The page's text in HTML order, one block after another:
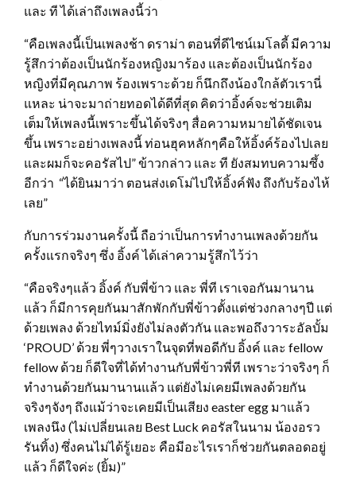
และ ที ได้เล่าถึงเพลงนี้ว่า
“คือเพลงนี้เป็นเพลงช้า ดราม่า ตอนที่ดีไซน์เมโลดี้ มีความ
รู้สึกว่าต้องเป็นนักร้องหญิงมาร้อง และต้องเป็นนักร้อง
หญิงที่มีคุณภาพ ร้องเพราะด้วย ก็นึกถึงน้องใกล้ตัวเรานี่
แหละ น่าจะมาถ่ายทอดได้ดีที่สุด คิดว่าอิ้งค์จะช่วยเติม
เต็มให้เพลงนี้เพราะขึ้นได้จริงๆ สื่อความหมายได้ชัดเจน
ขึ้น เพราะอย่างเพลงนี้ ท่อนฮุคหลักๆคือให้อิ้งค์ร้องไปเลย
และผมก็จะคอรัสไป” ข้าวกล่าว และ ที ยังสมทบความซึ้ง
อีกว่า “ได้ยินมาว่า ตอนส่งเดโม่ไปให้อิ้งค์ฟัง ถึงกับร้องไห้
เลย”
กับการร่วมงานครั้งนี้ ถือว่าเป็นการทำงานเพลงด้วยกัน
ครั้งแรกจริงๆ ซึ่ง อิ้งค์ ได้เล่าความรู้สึกไว้ว่า
“คือจริงๆแล้ว อิ้งค์ กับพี่ข้าว และ พี่ที เราเจอกันมานาน
แล้ว ก็มีการคุยกันมาสักพักกับพี่ข้าวตั้งแต่ช่วงกลางๆปี แต่
ด้วยเพลง ด้วยไทม์มิ่งยังไม่ลงตัวกัน และพอถึงวาระอัลบั้ม
‘PROUD’ ด้วย พี่ๆวางเราในจุดที่พอดีกับ อิ้งค์ และ fellow
fellow ด้วย ก็ดีใจที่ได้ทำงานกับพี่ข้าวพี่ที เพราะว่าจริงๆ ก็
ทำงานด้วยกันมานานแล้ว แต่ยังไม่เคยมีเพลงด้วยกัน
จริงๆจังๆ ถึงแม้ว่าจะเคยมีเป็นเสียง easter egg มาแล้ว
เพลงนึง (ไม่เปลี่ยนเลย Best Luck คอรัสในนาม น้องอรว
รันทิ้ง) ซึ่งคนไม่ได้รู้เยอะ คือมีอะไรเราก็ช่วยกันตลอดอยู่
แล้ว ก็ดีใจค่ะ (ยิ้ม)”